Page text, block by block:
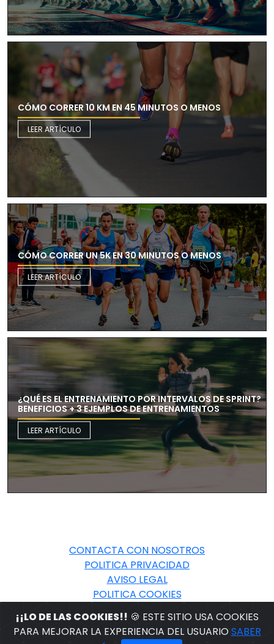
CÓMO CORRER 10 KM EN 45 MINUTOS O MENOS
LEER ARTÍCULO
CÓMO CORRER UN 5K EN 30 MINUTOS O MENOS
LEER ARTÍCULO
¿QUÉ ES EL ENTRENAMIENTO POR INTERVALOS DE SPRINT?
BENEFICIOS + 3 EJEMPLOS DE ENTRENAMIENTOS
LEER ARTÍCULO
CONTACTA CON NOSOTROS
POLITICA PRIVACIDAD
AVISO LEGAL
POLITICA COOKIES
© 2026 BABELSPORT.COM
¡¡LO DE LAS COOKIES!! 🍪 ESTE SITIO USA COOKIES
PARA MEJORAR LA EXPERIENCIA DEL USUARIO SABER